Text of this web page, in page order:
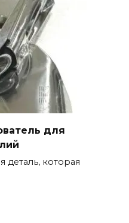
для
деталь, которая